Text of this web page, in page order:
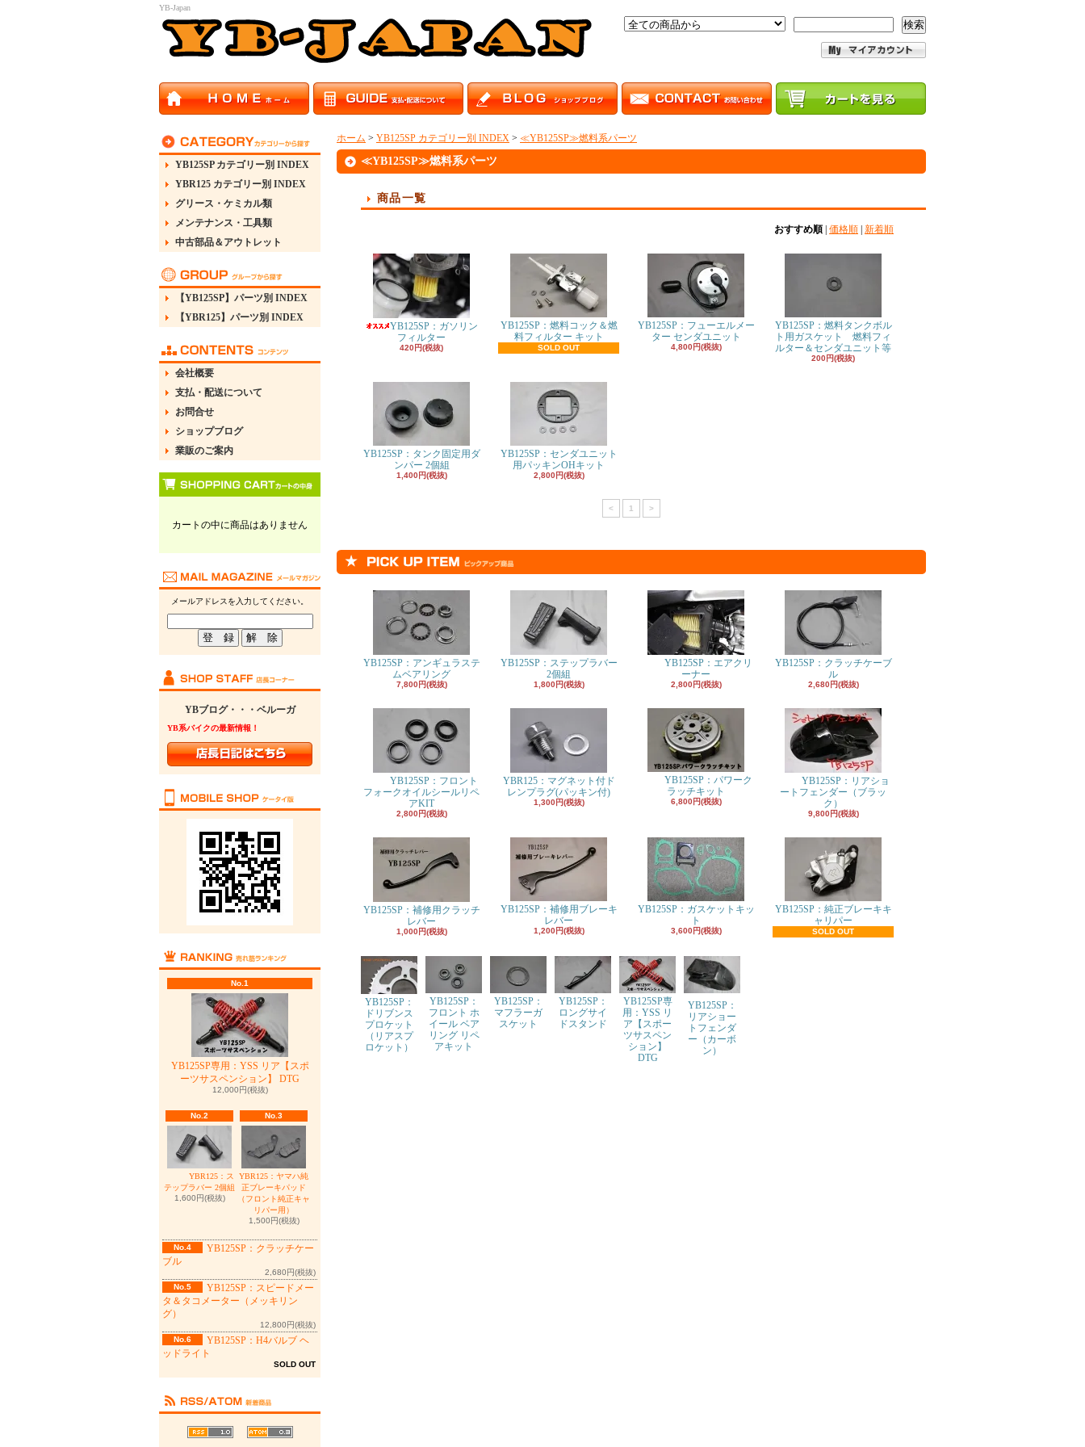
YB-Japan
検索
YB125SP カテゴリー別 INDEX
YBR125 カテゴリー別 INDEX
グリース・ケミカル類
メンテナンス・工具類
中古部品＆アウトレット
【YB125SP】パーツ別 INDEX
【YBR125】パーツ別 INDEX
会社概要
支払・配送について
お問合せ
ショップブログ
業販のご案内
カートの中に商品はありません
メールアドレスを入力してください。
YBブログ・・・ベルーガ
YB系バイクの最新情報！
No.1
YB125SP専用：YSS リア【スポ
ーツサスペンション】 DTG
12,000円(税抜)
No.2
YBR125：ス
テップラバー 2個組
1,600円(税抜)
No.3
YBR125：ヤマハ純
正ブレーキパッド
（フロント純正キャ
リパー用）
1,500円(税抜)
No.4
YB125SP：クラッチケー
ブル
2,680円(税抜)
No.5
YB125SP：スピードメー
タ＆タコメーター（メッキリン
グ）
12,800円(税抜)
No.6
YB125SP：H4バルブ ヘ
ッドライト
SOLD OUT
ホーム > YB125SP カテゴリー別 INDEX > ≪YB125SP≫燃料系パーツ
≪YB125SP≫燃料系パーツ
商品一覧
おすすめ順 価格順 新着順
YB125SP：ガソリン
フィルター
420円(税抜)
YB125SP：燃料コック＆燃
料フィルター キット
SOLD OUT
YB125SP：フューエルメー
ター センダユニット
4,800円(税抜)
YB125SP：燃料タンクボル
ト用ガスケット 燃料フィ
ルター＆センダユニット等
200円(税抜)
YB125SP：タンク固定用ダ
ンパー 2個組
1,400円(税抜)
YB125SP：センダユニット
用パッキンOHキット
2,800円(税抜)
< 1 >
YB125SP：アンギュラステ
ムベアリング
7,800円(税抜)
YB125SP：ステップラバー
2個組
1,800円(税抜)
YB125SP：エアクリ
ーナー
2,800円(税抜)
YB125SP：クラッチケーブ
ル
2,680円(税抜)
YB125SP：フロント
フォークオイルシールリペ
アKIT
2,800円(税抜)
YBR125：マグネット付ド
レンプラグ(パッキン付)
1,300円(税抜)
YB125SP：パワーク
ラッチキット
6,800円(税抜)
YB125SP：リアショ
ートフェンダー（ブラッ
ク）
9,800円(税抜)
YB125SP：補修用クラッチ
レバー
1,000円(税抜)
YB125SP：補修用ブレーキ
レバー
1,200円(税抜)
YB125SP：ガスケットキッ
ト
3,600円(税抜)
YB125SP：純正ブレーキキ
ャリパー
SOLD OUT
YB125SP：
ドリブンス
プロケット
（リアスプ
ロケット）
YB125SP：
フロント ホ
イール ベア
リング リペ
アキット
YB125SP：
マフラーガ
スケット
YB125SP：
ロングサイ
ドスタンド
YB125SP専
用：YSS リ
ア【スポー
ツサスペン
ション】
DTG
YB125SP：
リアショー
トフェンダ
ー（カーボ
ン）